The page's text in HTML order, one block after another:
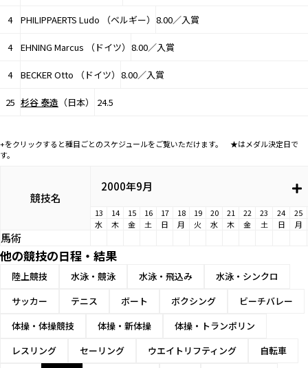
4 PHILIPPAERTS Ludo （ベルギー） 8.00／入賞
4 EHNING Marcus （ドイツ） 8.00／入賞
4 BECKER Otto （ドイツ） 8.00／入賞
25 杉谷 泰造 （日本） 24.5
+をクリックすると種目ごとのスケジュールをご覧いただけます。 ★はメダル決定日で
す。
競技名
2000年9月
13 14 15 16 17 18 19 20 21 22 23 24
25
水
木 金 土 日 月 火 水 木 金 土 日 月
馬術
他の競技の日程・結果
陸上競技 水泳・競泳 水泳・飛込み
水泳・シンクロ
サッカー
テニス ボート ボクシング
ビーチバレー
体操・体操競技
体操・新体操
体操・トランポリン
レスリング
セーリング ウエイトリフティング
自転車